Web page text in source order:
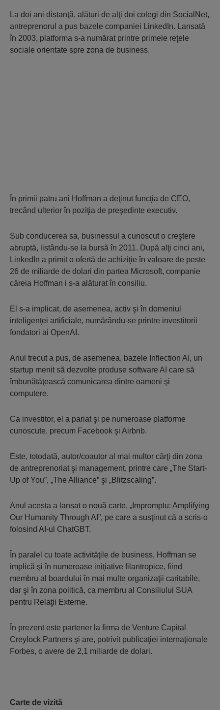
La doi ani distanţă, alături de alţi doi colegi din SocialNet,
antreprenorul a pus bazele companiei LinkedIn. Lansată
în 2003, platforma s-a numărat printre primele reţele
sociale orientate spre zona de business.
În primii patru ani Hoffman a deţinut funcţia de CEO,
trecând ulterior în poziţia de preşedinte executiv.
Sub conducerea sa, businessul a cunoscut o creştere
abruptă, listându-se la bursă în 2011. După alţi cinci ani,
LinkedIn a primit o ofertă de achiziţie în valoare de peste
26 de miliarde de dolari din partea Microsoft, companie
căreia Hoffman i s-a alăturat în consiliu.
El s-a implicat, de asemenea, activ şi în domeniul
inteligenţei artificiale, numărându-se printre investitorii
fondatori ai OpenAI.
Anul trecut a pus, de asemenea, bazele Inflection AI, un
startup menit să dezvolte produse software AI care să
îmbunătăţească comunicarea dintre oameni şi
computere.
Ca investitor, el a pariat şi pe numeroase platforme
cunoscute, precum Facebook şi Airbnb.
Este, totodată, autor/coautor al mai multor cărţi din zona
de antreprenoriat şi management, printre care „The Start-
Up of You”, „The Alliance” şi „Blitzscaling”.
Anul acesta a lansat o nouă carte, „Impromptu: Amplifying
Our Humanity Through AI”, pe care a susţinut că a scris-o
folosind AI-ul ChatGBT.
În paralel cu toate activităţile de business, Hoffman se
implică şi în numeroase iniţiative filantropice, fiind
membru al boardului în mai multe organizaţii caritabile,
dar şi în zona politică, ca membru al Consiliului SUA
pentru Relaţii Externe.
În prezent este partener la firma de Venture Capital
Creylock Partners şi are, potrivit publicaţiei internaţionale
Forbes, o avere de 2,1 miliarde de dolari.
Carte de vizită